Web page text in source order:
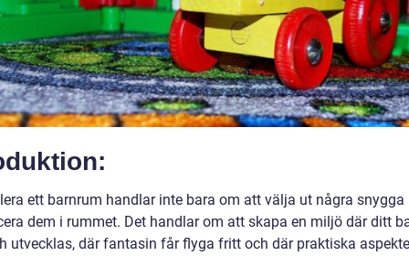
ett barnrum handlar inte bara om att välja ut några snygga
dem i rummet. Det handlar om att skapa en miljö där ditt
utvecklas, där fantasin får flyga fritt och där praktiska